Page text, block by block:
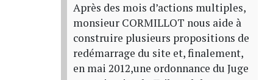
Après des mois d’actions multiples,
monsieur CORMILLOT nous aide à
construire plusieurs propositions de
redémarrage du site et, finalement,
en mai 2012,une ordonnance du Juge